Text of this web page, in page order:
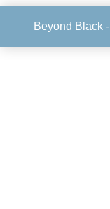
Beyond Black -